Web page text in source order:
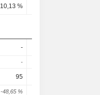
10,13 %
-
-
95
-48,65 %